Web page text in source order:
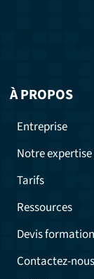
À PROPOS
Entreprise
Notre expertise
Tarifs
Ressources
Devis
Contactez-nous